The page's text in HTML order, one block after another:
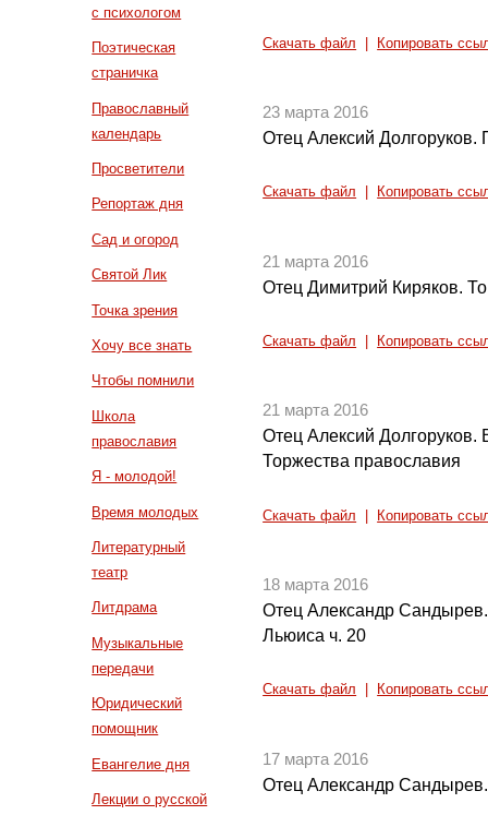
с психологом
Поэтическая
страничка
Православный
календарь
Просветители
Репортаж дня
Сад и огород
Святой Лик
Точка зрения
Хочу все знать
Чтобы помнили
Школа
православия
Я - молодой!
Время молодых
Литературный
театр
Литдрама
Музыкальные
передачи
Юридический
помощник
Евангелие дня
Лекции о русской
Скачать файл Копировать
23 марта 2016
Отец Алексий Долгоруков.
Скачать файл Копировать
21 марта 2016
Отец Димитрий Киряков.
Скачать файл Копировать
21 марта 2016
Отец Алексий Долгоруков.
Торжества православия
Скачать файл Копировать
18 марта 2016
Отец Александр
Льюиса ч. 20
Скачать файл Копировать
17 марта 2016
Отец Александр